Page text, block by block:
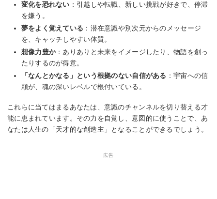
変化を恐れない ：引越しや転職、新しい挑戦が好きで、停滞
を嫌う。
夢をよく覚えている ：潜在意識や別次元からのメッセージ
を、キャッチしやすい体質。
想像力豊か：ありありと未来をイメージしたり、物語を創っ
たりするのが得意。
「なんとかなる」という根拠のない自信がある ：宇宙への信
頼が、魂の深いレベルで根付いている。
これらに当てはまるあなたは、意識のチャンネルを切り替える才
能に恵まれています。その力を自覚し、意図的に使うことで、あ
なたは人生の「天才的な創造主」となることができるでしょう。
広告